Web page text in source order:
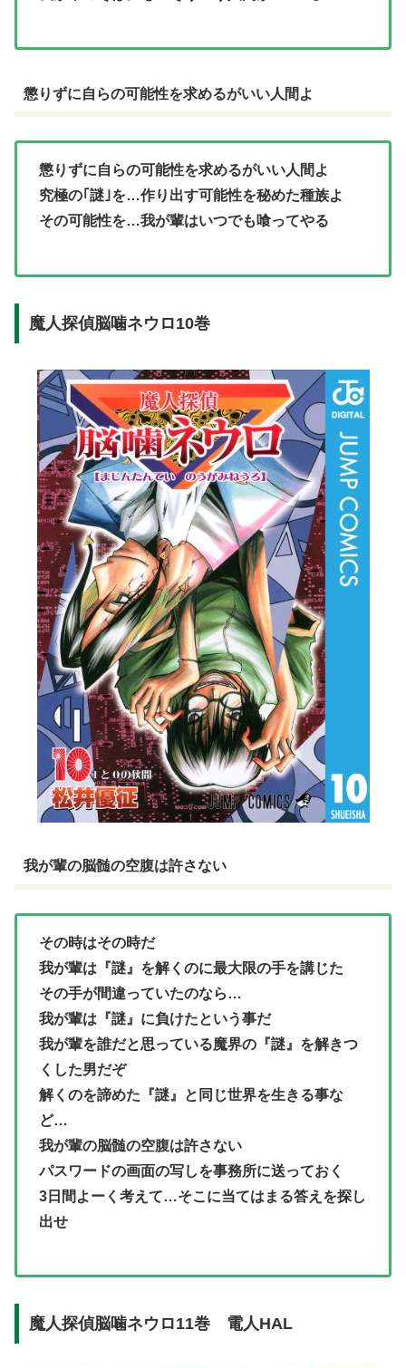
懲りずに自らの可能性を求めるがいい人間よ
懲りずに自らの可能性を求めるがいい人間よ
究極の｢謎｣を…作り出す可能性を秘めた種族よ
その可能性を…我が輩はいつでも喰ってやる
魔人探偵脳噛ネウロ10巻
我が輩の脳髄の空腹は許さない
その時はその時だ
我が輩は『謎』を解くのに最大限の手を講じた
その手が間違っていたのなら…
我が輩は『謎』に負けたという事だ
我が輩を誰だと思っている魔界の『謎』を解きつ
くした男だぞ
解くのを諦めた『謎』と同じ世界を生きる事な
ど…
我が輩の脳髄の空腹は許さない
パスワードの画面の写しを事務所に送っておく
3日間よーく考えて…そこに当てはまる答えを探し
出せ
魔人探偵脳噛ネウロ11巻 電人HAL